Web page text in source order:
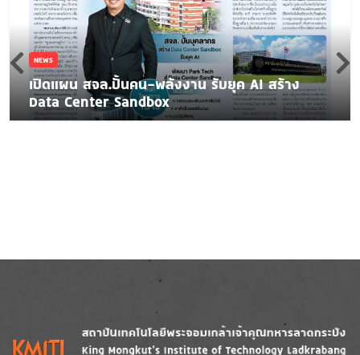
NEWS
เปิดแผน สจล.ปั้นคน-พลังงาน รับยุค AI สร้าง
Data Center Sandbox
Image